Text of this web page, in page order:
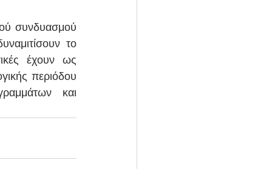
συνδυασμού
το
έχουν ως
περιόδου
και